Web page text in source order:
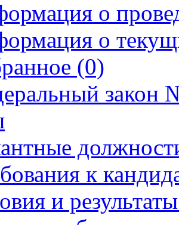
о
о
(0)
закон
к
и